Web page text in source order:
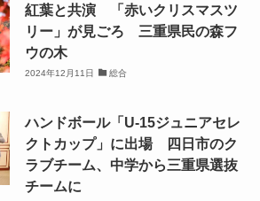
紅葉と共演 「赤いクリスマスツ
リー」が見ごろ 三重県民の森フ
ウの木
2024年12月11日 総合
ハンドボール「U-15ジュニアセレ
クトカップ」に出場 四日市のク
ラブチーム、中学から三重県選抜
チームに